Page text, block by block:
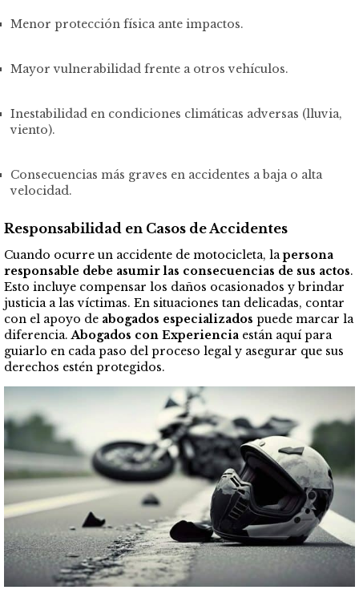
Menor protección física ante impactos.
Mayor vulnerabilidad frente a otros vehículos.
Inestabilidad en condiciones climáticas adversas (lluvia,
viento).
Consecuencias más graves en accidentes a baja o alta
velocidad.
Responsabilidad en Casos de Accidentes
Cuando ocurre un accidente de motocicleta, lapersona
responsable debe asumir las consecuencias de sus actos.
Esto incluye compensar los daños ocasionados y brindar
justicia a las víctimas. En situaciones tan delicadas, contar
con el apoyo de abogados especializados puede marcar la
diferencia.Abogados con Experiencia están aquí para
guiarlo en cada paso del proceso legal y asegurar que sus
derechos estén protegidos.